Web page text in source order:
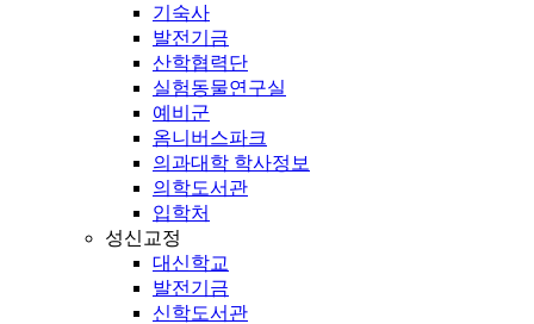
기숙사
발전기금
산학협력단
실험동물연구실
예비군
옴니버스파크
의과대학 학사정보
의학도서관
입학처
성신교정
대신학교
발전기금
신학도서관